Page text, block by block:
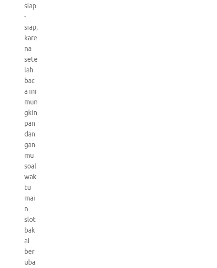
siap
-
siap,
kare
na
sete
lah
bac
a ini
mun
gkin
pan
dan
gan
mu
soal
wak
tu
mai
n
slot
bak
al
ber
uba